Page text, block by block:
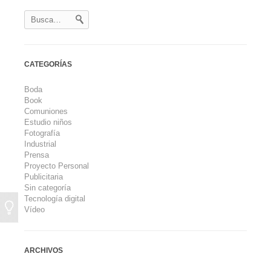
CATEGORÍAS
Boda
Book
Comuniones
Estudio niños
Fotografía
Industrial
Prensa
Proyecto Personal
Publicitaria
Sin categoría
Tecnología digital
Vídeo
ARCHIVOS